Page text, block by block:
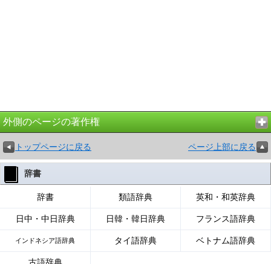
外側のページの著作権
トップページに戻る ページ上部に戻る
辞書
辞書 類語辞典 英和・和英辞典
日中・中日辞典 日韓・韓日辞典 フランス語辞典
インドネシア語辞典 タイ語辞典 ベトナム語辞典
古語辞典